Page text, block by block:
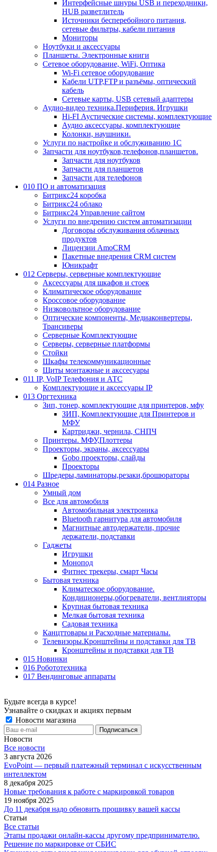
Интерфейсные шнуры USB и переходники,
HUB разветлитель
Источники бесперебойного питания,
сетевые фильтры, кабели питания
Мониторы
Ноутбуки и аксессуары
Планшеты. Электронные книги
Сетевое оборудование, WiFi, Оптика
Wi-Fi сетевое оборудование
Кабели UTP,FTP и разъёмы, оптический
кабель
Сетевые карты, USB сетевый адаптеры
Аудио-видео техника.Периферия. Игрушки
Hi-FI Аустические системы, комплектующие
Аудио аксессуары, комплектующие
Колонки, наушники.
Услуги по настройке и обслуживанию 1С
Запчасти для ноутбуков,телефонов,планшетов.
Запчасти для ноутбуков
Запчасти для планшетов
Запчасти для телефонов
010 ПО и автоматизация
Битрикс24 коробка
Битрикс24 облако
Битрикс24 Управление сайтом
Услуги по внедрению систем автоматизации
Договоры обслуживания облачных
продуктов
Лицензии AmoCRM
Пакетные внедрения CRM систем
Юникрафт
012 Серверы, серверные комплектующие
Аксессуары для шкафов и стоек
Климатическое оборудование
Кроссовое оборудование
Низковольтное оборудование
Оптические компоненты, Медиаконвертеры,
Трансиверы
Серверные Комплектующие
Серверы, серверные платформы
Стойки
Шкафы телекоммуникационные
Щиты монтажные и акссесуары
011 IP, VoIP Телефония и АТС
Комплектующие и аксессуары IP
013 Оргтехника
Зип, тонер, комплектующие для принтеров, мфу
ЗИП, Комплектующие для Принтеров и
МФУ
Картриджи, чернила, СНПЧ
Принтеры. МФУ,Плоттеры
Проекторы, экраны, аксессуары
Gobo проекторы, слайды
Проекторы
Шредеры,ламинаторы,резаки,брошюраторы
014 Разное
Умный дом
Все для автомобиля
Автомобильная электроника
Bluetooth гарнитура для автомобиля
Магнитные автодержатели, прочие
держатели, подставки
Гаджеты
Игрушки
Монопод
Фитнес трекеры, смарт Часы
Бытовая техника
Климатеское оборудование.
Кондиционеры,обогреватели, вентлияторы
Крупная бытовая техника
Мелкая бытовая техника
Садовая техника
Канцттовары и Расходные материалы.
Телевизоры.Кронштейны и подставки для ТВ
Кронштейны и подставки для ТВ
015 Новинки
016 Робототехника
017 Вендинговые аппараты
Будьте всегда в курсе!
Узнавайте о скидках и акциях первым
Новости магазина
Новости
Все новости
3 августа 2026
EvoPoint — первый платежный терминал с искусственным
интеллектом
8 декабря 2025
Новые требования к работе с маркировкой товаров
19 ноября 2025
До 11 декабря надо обновить прошивку вашей кассы
Статьи
Все статьи
Этапы продажи онлайн-кассы другому предпринимателю.
Решение по маркировке от СБИС